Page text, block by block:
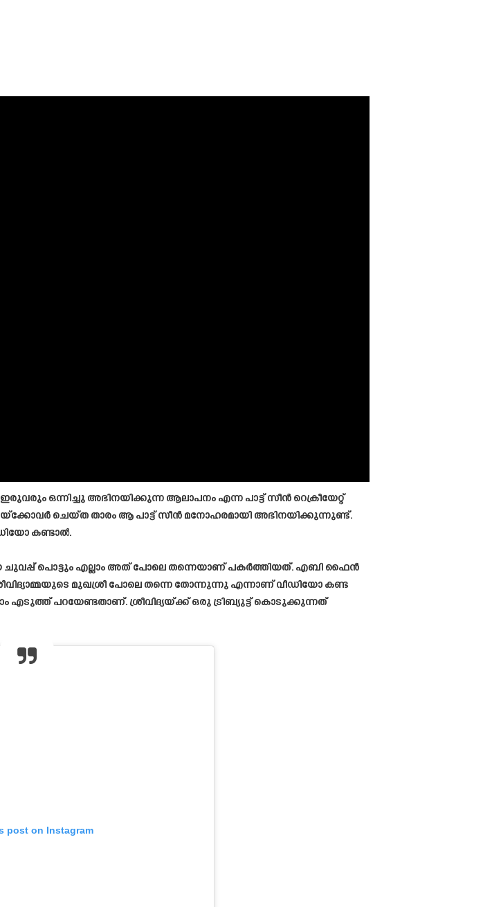
ഒന്നിച്ചു അഭിനയിക്കുന്ന ആലാപനം എന്ന പാട്ട് സീൻ റെക്രീയേറ്റ്
ചെയ്ത താരം ആ പാട്ട് സീൻ മനോഹരമായി അഭിനയിക്കുന്നുണ്ട്.
കണ്ടാൽ.
ചുവപ്പ് പൊട്ടും എല്ലാം അത് പോലെ തന്നെയാണ് പകർത്തിയത്. എബി ഫൈൻ
മുഖശ്രീ പോലെ തന്നെ തോന്നുന്നു എന്നാണ് വീഡിയോ കണ്ട
എടുത്ത് പറയേണ്ടതാണ്. ശ്രീവിദ്യയ്ക്ക് ഒരു ട്രിബ്യുട്ട് കൊടുക്കുന്നത്
post on Instagram